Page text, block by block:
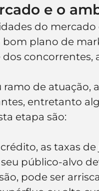
e o
do
plano de
concorrentes,
ramo de atuação,
entretanto
etapa são:
as taxas
público-alvo
pode ser